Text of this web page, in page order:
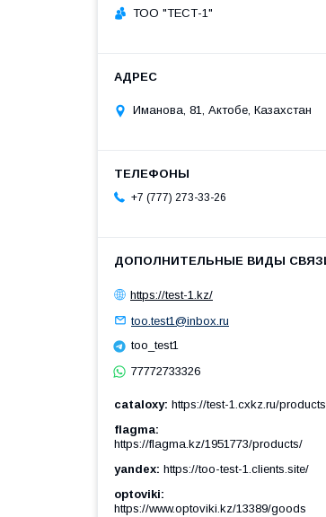
ТОО "ТЕСТ-1"
Иманова, 81, Актобе, Казахстан
+7 (777) 273-33-26
https://test-1.kz/
too.test1@inbox.ru
too_test1
77772733326
cataloxy https://test-1.cxkz.ru/products
flagma
https://flagma.kz/1951773/products/
yandex https://too-test-1.clients.site/
optoviki
https://www.optoviki.kz/13389/goods